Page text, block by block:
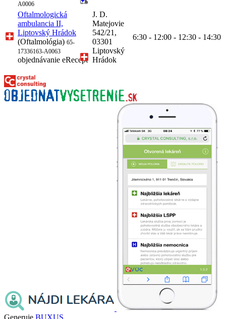
A0006
Oftalmologická
ambulancia II,
Liptovský Hrádok
(Oftalmológia) 65-
17336163-A0063
objednávanie eRecept
J. D.
Matejovie
542/21,
03301
Liptovský
Hrádok
6:30 - 12:00 - 12:30 - 14:30
Generuje BUXUS